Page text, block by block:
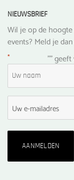
NIEUWSBRIEF
Wil je op de
events? Meld je
"
* " geeft